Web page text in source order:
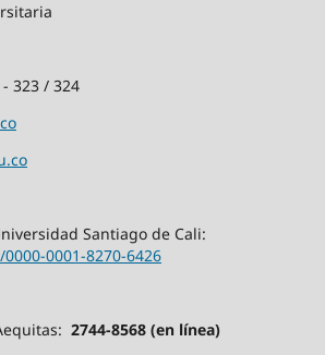
- 323 / 324
Santiago de Cali:
0001-8270-6426
2744-8568 (en línea)